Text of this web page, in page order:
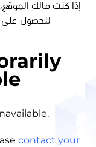
إذا كنت مالك
للحصول على
contact your